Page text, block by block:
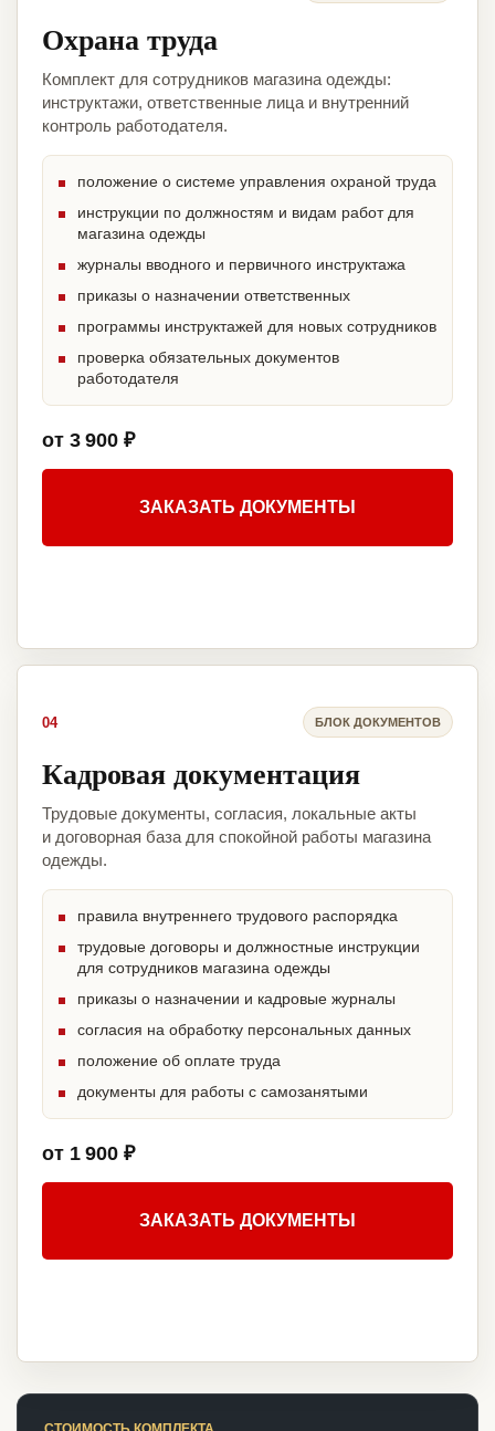
Охрана труда
Комплект для сотрудников магазина одежды:
инструктажи, ответственные лица и внутренний
контроль работодателя.
положение о системе управления охраной труда
инструкции по должностям и видам работ для
магазина одежды
журналы вводного и первичного инструктажа
приказы о назначении ответственных
программы инструктажей для новых сотрудников
проверка обязательных документов
работодателя
от 3 900 ₽
ЗАКАЗАТЬ ДОКУМЕНТЫ
04 БЛОК ДОКУМЕНТОВ
Кадровая документация
Трудовые документы, согласия, локальные акты
и договорная база для спокойной работы магазина
одежды.
правила внутреннего трудового распорядка
трудовые договоры и должностные инструкции
для сотрудников магазина одежды
приказы о назначении и кадровые журналы
согласия на обработку персональных данных
положение об оплате труда
документы для работы с самозанятыми
от 1 900 ₽
ЗАКАЗАТЬ ДОКУМЕНТЫ